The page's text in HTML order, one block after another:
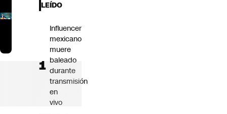
LEÍDO
Influencer
mexicano
muere
baleado
durante
transmisión
en
vivo